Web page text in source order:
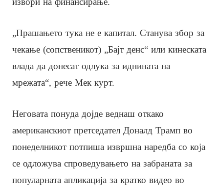
„Прашањето тука не е капитал. Станува збор за
чекање (сопственикот) „Бајт денс“ или кинеската
влада да донесат одлука за иднината на
мрежата“, рече Мек курт.
Неговата понуда дојде веднаш откако
американскиот претседател Доналд Трамп во
понеделникот потпиша извршна наредба со која
се одложува спроведувањето на забраната за
популарната апликација за кратко видео во